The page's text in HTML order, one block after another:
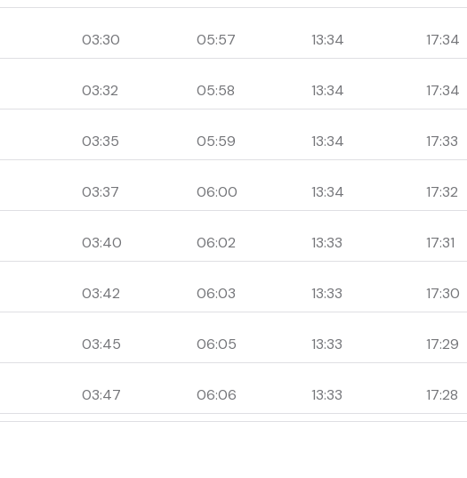
03:30 05:57 13:34 17:34
03:32 05:58 13:34 17:34
03:35 05:59 13:34 17:33
03:37 06:00 13:34 17:32
03:40 06:02 13:33 17:31
03:42 06:03 13:33 17:30
03:45 06:05 13:33 17:29
03:47 06:06 13:33 17:28